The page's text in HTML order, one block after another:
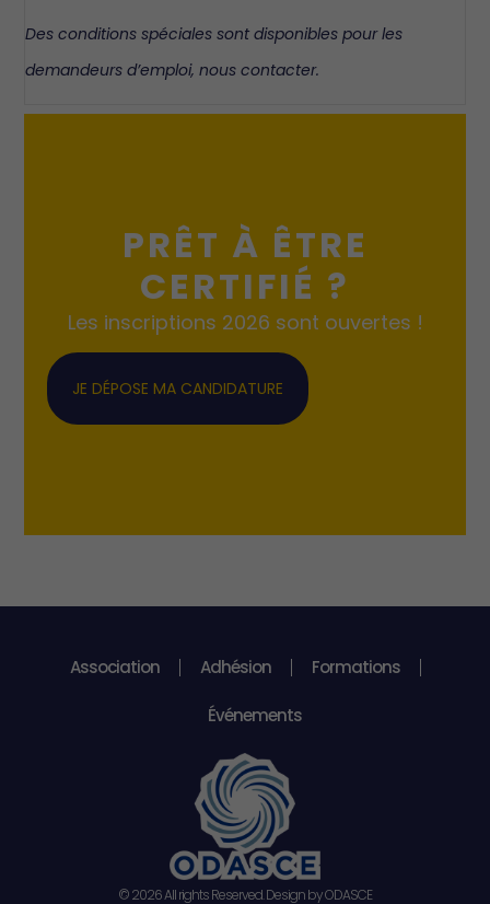
Des conditions spéciales sont disponibles pour les
demandeurs d’emploi, nous contacter.
PRÊT À ÊTRE
CERTIFIÉ ?
Les inscriptions 2026 sont ouvertes !
JE DÉPOSE MA CANDIDATURE
Association Adhésion Formations
Événements
© 2026 All rights Reserved. Design by ODASCE